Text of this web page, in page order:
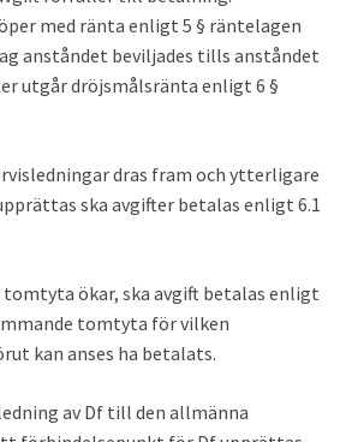
med ränta enligt 5 § räntelagen
anståndet beviljades tills anståndet
utgår dröjsmålsränta enligt 6 §
dras fram och ytterligare
ska avgifter betalas enligt 6.1
ökar, ska avgift betalas enligt
tomtyta för vilken
kan anses ha betalats.
av Df till den allmänna